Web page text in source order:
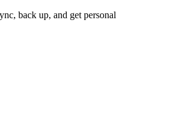
back up, and get personal